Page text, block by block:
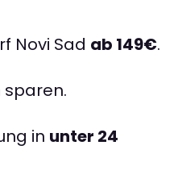
Novi Sad ab 149€.
sparen.
in unter 24